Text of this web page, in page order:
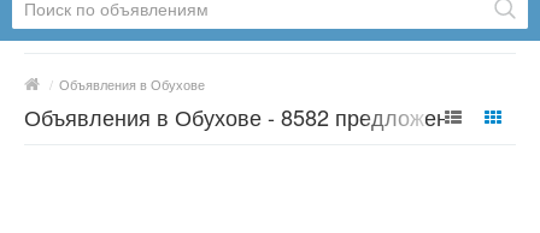
/ Объявления в Обухове
Объявления в Обухове - 8582 предложений